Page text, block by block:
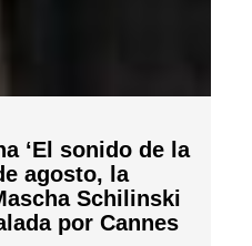
‘El sonido de la
agosto, la
Schilinski
por Cannes